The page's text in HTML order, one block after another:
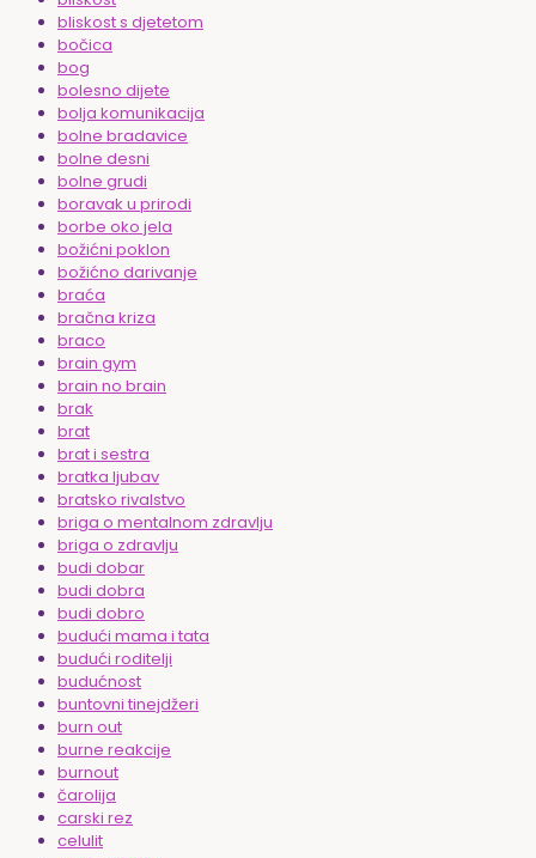
bliskost s djetetom
bočica
bog
bolesno dijete
bolja komunikacija
bolne bradavice
bolne desni
bolne grudi
boravak u prirodi
borbe oko jela
božićni poklon
božićno darivanje
braća
bračna kriza
braco
brain gym
brain no brain
brak
brat
brat i sestra
bratka ljubav
bratsko rivalstvo
briga o mentalnom zdravlju
briga o zdravlju
budi dobar
budi dobra
budi dobro
budući mama i tata
budući roditelji
budućnost
buntovni tinejdžeri
burn out
burne reakcije
burnout
čarolija
carski rez
celulit